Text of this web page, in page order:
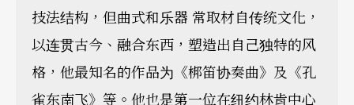
技法结构，但曲式和乐器 常取材自传统文化，
以连贯古今、融合东西，塑造出自己独特的风
格，他最知名的作品为《梆笛协奏曲》及《孔
雀东南飞》等。他也是第一位在纽约林肯中心